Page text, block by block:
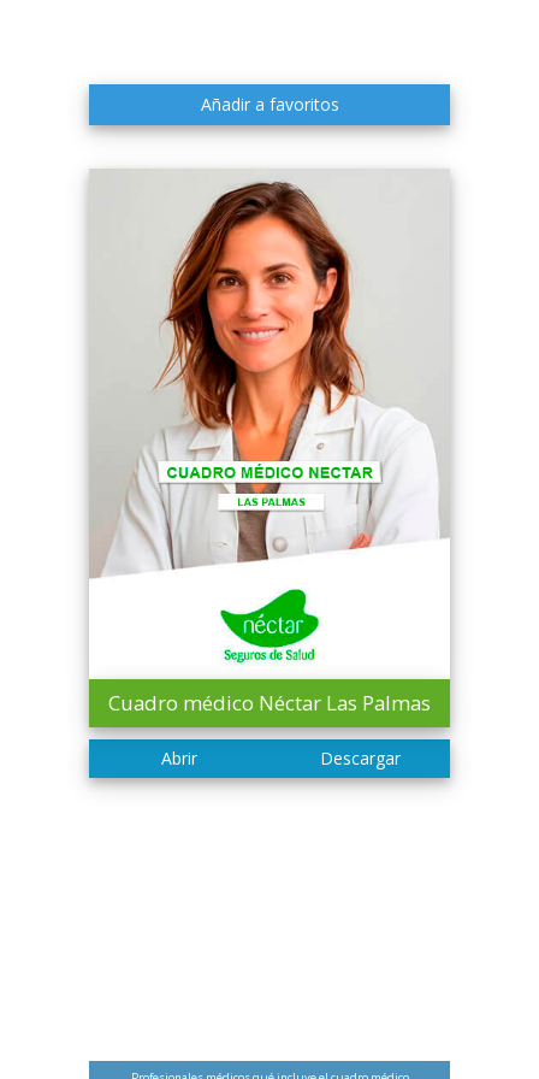
Cuadro médico Néctar Las Palmas